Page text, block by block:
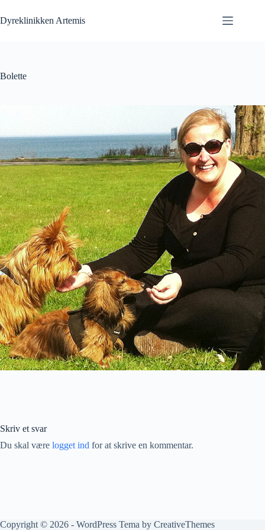
til
indhold
Dyreklinikken Artemis
Bolette
Skriv et svar
Du skal være logget ind for at skrive en kommentar.
Copyright © 2026 - WordPress Tema by CreativeThemes